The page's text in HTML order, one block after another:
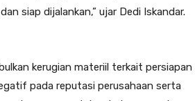
siap dijalankan,” ujar Dedi Iskandar.
kerugian materiil terkait persiapan
pada reputasi perusahaan serta